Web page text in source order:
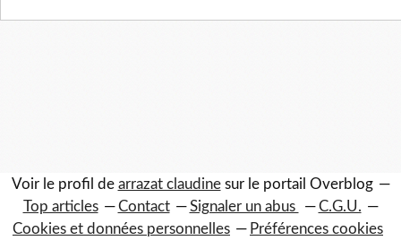
Voir le profil de arrazat claudinesur le portail Overblog
Top articles
Contact Signaler un abus
C.G.U.
Cookies et données personnelles
Préférences cookies